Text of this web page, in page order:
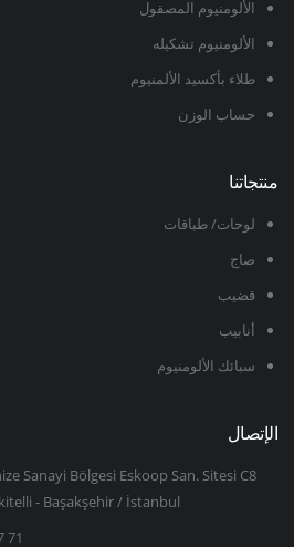
الألومنيوم المصقول
الألومنيوم تشكيله
طلاء بأكسيد الألمنيوم
حساب الوزن
منتجاتنا
لوحات/ طباقات
صاج
قضيب
أنابيب
سبائك الألومنيوم
الإتصال
Sanayi Bölgesi Eskoop San. Sitesi C8
- Başakşehir / İstanbul
71